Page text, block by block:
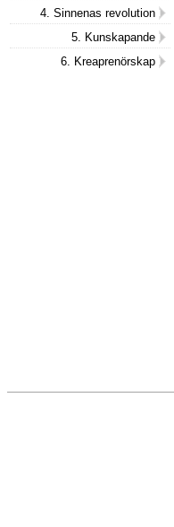
4. Sinnenas revolution
5. Kunskapande
6. Kreaprenörskap